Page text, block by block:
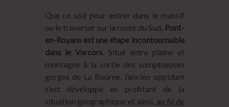
Que ce soit pour entrer dans le massif
ou le traverser sur la route du Sud, Pont-
en-Royans est une étape incontournable
dans le Vercors. Situé entre plaine et
montagne à la sortie des somptueuses
gorges de La Bourne, l’ancien oppidum
s’est développé en profitant de la
situation géographique et ainsi, au fil de